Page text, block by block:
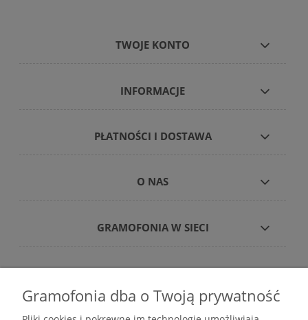
TWOJE KONTO
INFORMACJE
PŁATNOŚCI I DOSTAWA
O NAS
GRAMOFONIA W SIECI
Gramofonia dba o Twoją prywatność